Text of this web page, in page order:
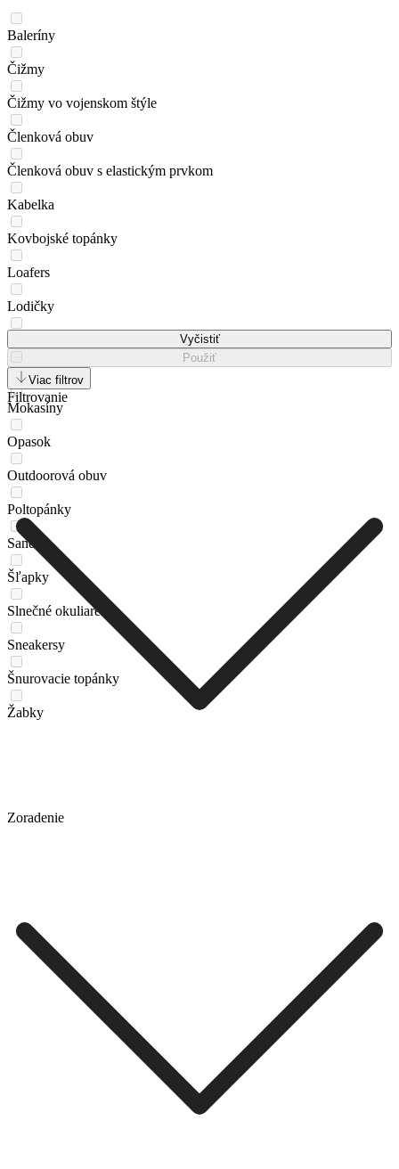
Baleríny
Čižmy
Čižmy vo vojenskom štýle
Členková obuv
Členková obuv s elastickým prvkom
Kabelka
Kovbojské topánky
Loafers
Lodičky
Lordsy
Mokasíny
Opasok
Outdoorová obuv
Poltopánky
Sandále
Šľapky
Slnečné okuliare
Sneakersy
Šnurovacie topánky
Žabky
Vyčistiť
Použiť
Viac filtrov
Filtrovanie
Zoradenie